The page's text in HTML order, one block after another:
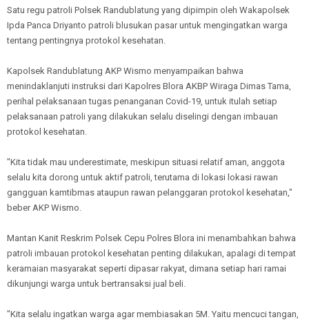
Satu regu patroli Polsek Randublatung yang dipimpin oleh Wakapolsek
Ipda Panca Driyanto patroli blusukan pasar untuk mengingatkan warga
tentang pentingnya protokol kesehatan.
Kapolsek Randublatung AKP Wismo menyampaikan bahwa
menindaklanjuti instruksi dari Kapolres Blora AKBP Wiraga Dimas Tama,
perihal pelaksanaan tugas penanganan Covid-19, untuk itulah setiap
pelaksanaan patroli yang dilakukan selalu diselingi dengan imbauan
protokol kesehatan.
"Kita tidak mau underestimate, meskipun situasi relatif aman, anggota
selalu kita dorong untuk aktif patroli, terutama di lokasi lokasi rawan
gangguan kamtibmas ataupun rawan pelanggaran protokol kesehatan,"
beber AKP Wismo.
Mantan Kanit Reskrim Polsek Cepu Polres Blora ini menambahkan bahwa
patroli imbauan protokol kesehatan penting dilakukan, apalagi di tempat
keramaian masyarakat seperti dipasar rakyat, dimana setiap hari ramai
dikunjungi warga untuk bertransaksi jual beli.
"Kita selalu ingatkan warga agar membiasakan 5M. Yaitu mencuci tangan,